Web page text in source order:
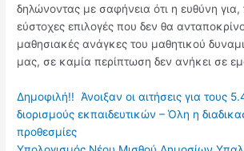
δηλώνοντας με σαφήνεια ότι η ευθύνη για,
εύστοχες επιλογές που δεν θα
μαθησιακές ανάγκες του μαθητικού
μας, σε καμία περίπτωση δεν ανήκει σε
Δημοφιλή!! Άνοιξαν οι αιτήσεις για τους
διορισμούς εκπαιδευτικών – Όλη η
προθεσμίες